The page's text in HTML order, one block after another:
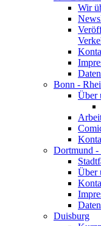
Wir
Bonn -
Über
Dortmund -
Über
Duisburg